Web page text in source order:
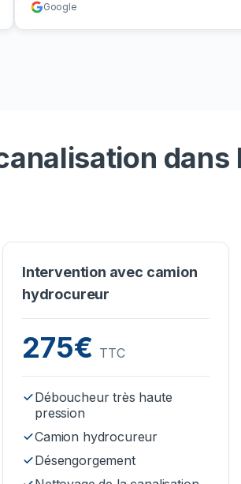
Google
dans
Intervention avec camion
hydrocureur
275€ TTC
Déboucheur très haute
pression
Camion hydrocureur
Désengorgement